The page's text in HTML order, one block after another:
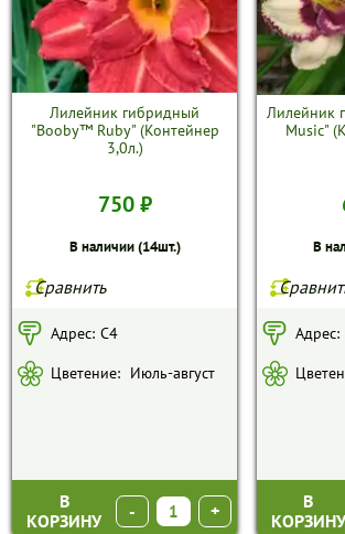
Лилейник гибридный
"Booby™ Ruby" (Контейнер
3,0л.)
750 ₽
В наличии (14шт.)
Сравнить
Адрес: С4
Цветение: Июль-август
В
КОРЗИНУ
- +
Лилейник
Music"
В
Адрес:
В
КОРЗИНУ